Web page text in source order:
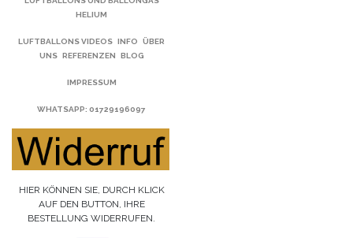
HELIUM
LUFTBALLONS VIDEOS INFO
ÜBER
UNS
REFERENZEN BLOG
IMPRESSUM
WHATSAPP: 01729196097
HIER KÖNNEN SIE, DURCH KLICK
AUF DEN BUTTON, IHRE
BESTELLUNG WIDERRUFEN.